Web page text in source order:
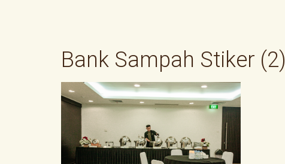
Bank Sampah Stiker (2)